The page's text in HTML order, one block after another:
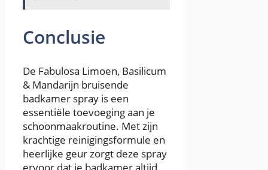
Conclusie
De Fabulosa Limoen, Basilicum
& Mandarijn bruisende
badkamer spray is een
essentiële toevoeging aan je
schoonmaakroutine. Met zijn
krachtige reinigingsformule en
heerlijke geur zorgt deze spray
ervoor dat je badkamer altijd